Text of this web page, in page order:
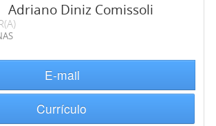
Adriano Diniz Comissoli
E-mail
Currículo